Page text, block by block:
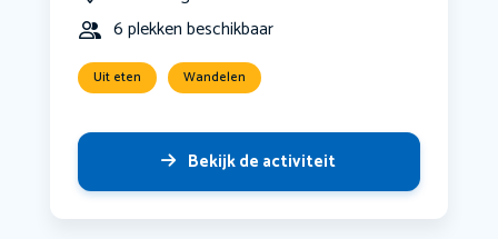
6 plekken beschikbaar
Uit eten Wandelen
Bekijk de activiteit